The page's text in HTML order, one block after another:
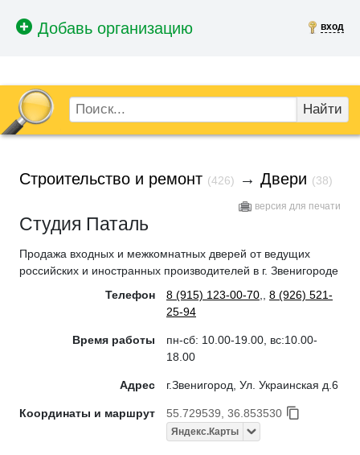
вход
Найти
Строительство и ремонт (426) → Двери (38)
версия для печати
Студия Паталь
Продажа входных и межкомнатных дверей от ведущих
российских и иностранных производителей в г. Звенигороде
Телефон
8 (915) 123-00-70,, 8 (926) 521-
25-94
Время работы
пн-сб: 10.00-19.00, вс:10.00-
18.00
Адрес г.Звенигород, Ул. Украинская д.6
Координаты и маршрут 55.729539, 36.853530
Яндекс.Карты